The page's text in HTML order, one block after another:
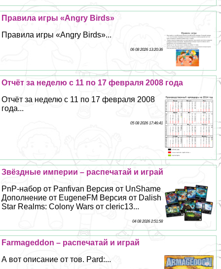
Правила игры «Angry Birds»
Правила игры «Angry Birds»...
06 08 2026 13:20:36
Отчёт за неделю с 11 по 17 февраля 2008 года
Отчёт за неделю с 11 по 17 февраля 2008
года...
05 08 2026 17:46:41
Звёздные империи – распечатай и играй
PnP-набор от Panfivan Версия от UnShame
Дополнение от EugeneFM Версия от Dalish
Star Realms: Colony Wars от cleric13...
04 08 2026 2:51:58
Farmageddon – распечатай и играй
А вот описание от тов. Pard:...